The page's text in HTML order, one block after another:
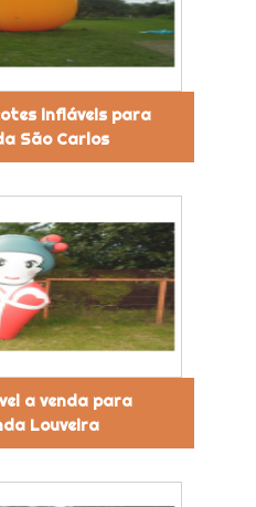
infláveis para
São Carlos
a venda para
Louveira